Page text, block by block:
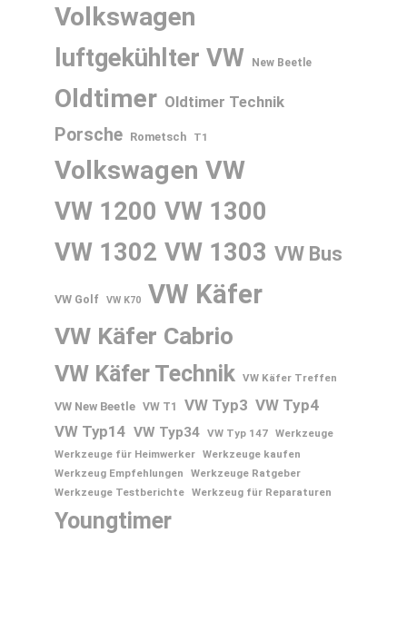
Volkswagen
luftgekühlter VW New Beetle
Oldtimer Oldtimer Technik
Porsche Rometsch T1
Volkswagen VW
VW 1200 VW 1300
VW 1302 VW 1303 VW Bus
VW Golf VW K70 VW Käfer
VW Käfer Cabrio
VW Käfer Technik VW Käfer Treffen
VW New Beetle VW T1 VW Typ3 VW Typ4
VW Typ14 VW Typ34 VW Typ 147 Werkzeuge
Werkzeuge für Heimwerker Werkzeuge kaufen
Werkzeug Empfehlungen
Werkzeuge Ratgeber
Werkzeuge Testberichte Werkzeug für Reparaturen
Youngtimer